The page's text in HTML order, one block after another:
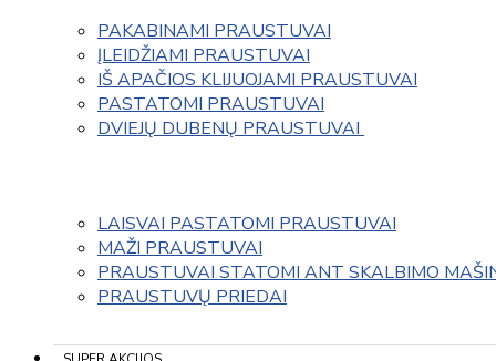
PAKABINAMI PRAUSTUVAI
ĮLEIDŽIAMI PRAUSTUVAI
IŠ APAČIOS KLIJUOJAMI PRAUSTUVAI
PASTATOMI PRAUSTUVAI
DVIEJŲ DUBENŲ PRAUSTUVAI
LAISVAI PASTATOMI PRAUSTUVAI
MAŽI PRAUSTUVAI
PRAUSTUVAI STATOMI ANT SKALBIMO
PRAUSTUVŲ PRIEDAI